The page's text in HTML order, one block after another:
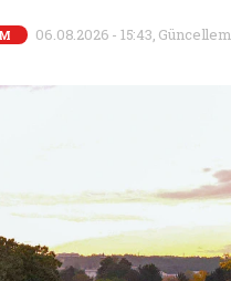
06.08.2026 - 15:43,